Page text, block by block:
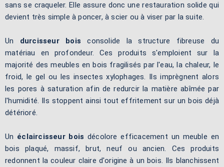
sans se craqueler. Elle assure donc une restauration solide qui
devient très simple à poncer, à scier ou à viser par la suite.
Un durcisseur bois consolide la structure fibreuse du
matériau en profondeur. Ces produits s'emploient sur la
majorité des meubles en bois fragilisés par l'eau, la chaleur, le
froid, le gel ou les insectes xylophages. Ils imprègnent alors
les pores à saturation afin de redurcir la matière abîmée par
l'humidité. Ils stoppent ainsi tout effritement sur un bois déjà
détérioré.
Un éclaircisseur bois décolore efficacement un meuble en
bois plaqué, massif, brut, neuf ou ancien. Ces produits
redonnent la couleur claire d'origine à un bois. Ils blanchissent